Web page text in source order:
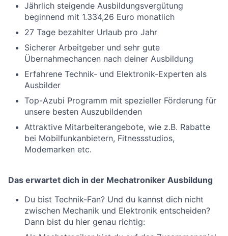
Jährlich steigende Ausbildungsvergütung
beginnend mit 1.334,26 Euro monatlich
27 Tage bezahlter Urlaub pro Jahr
Sicherer Arbeitgeber und sehr gute
Übernahmechancen nach deiner Ausbildung
Erfahrene Technik- und Elektronik-Experten als
Ausbilder
Top-Azubi Programm mit spezieller Förderung für
unsere besten Auszubildenden
Attraktive Mitarbeiterangebote, wie z.B. Rabatte
bei Mobilfunkanbietern, Fitnessstudios,
Modemarken etc.
Das erwartet dich in der Mechatroniker Ausbildung
Du bist Technik-Fan? Und du kannst dich nicht
zwischen Mechanik und Elektronik entscheiden?
Dann bist du hier genau richtig: